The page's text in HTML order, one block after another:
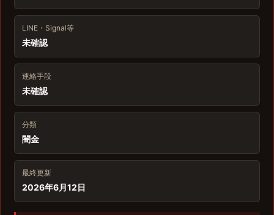
LINE・Signal等
未確認
連絡手段
未確認
分類
闇金
最終更新
2026年6月12日